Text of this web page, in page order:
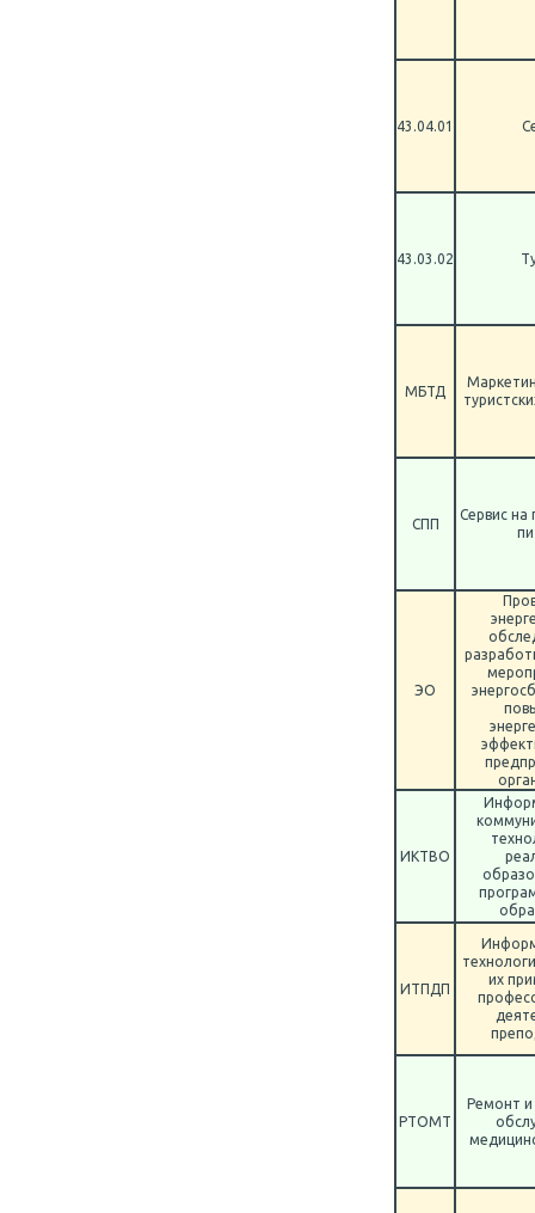
43.04.01
43.03.02
МБТД
СПП
Сервис на
ЭО
ИКТВО
ИТПДП
их
РТОМТ
Ремонт и